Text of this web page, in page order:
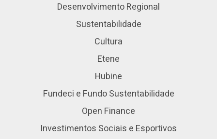
Desenvolvimento Regional
Sustentabilidade
Cultura
Etene
Hubine
Fundeci e Fundo Sustentabilidade
Open Finance
Investimentos Sociais e Esportivos